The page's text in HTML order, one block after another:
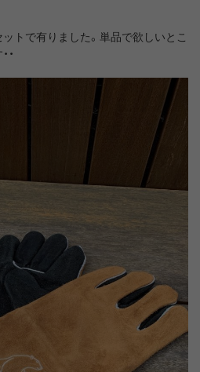
トで有りました。単品で欲しいとこ